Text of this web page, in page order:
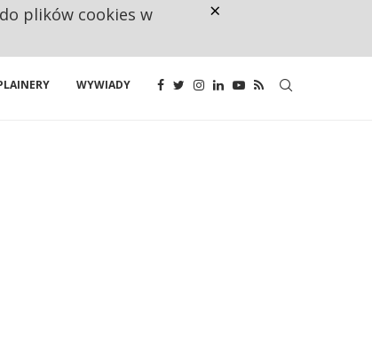
WYWIADY
plików cookies w
×